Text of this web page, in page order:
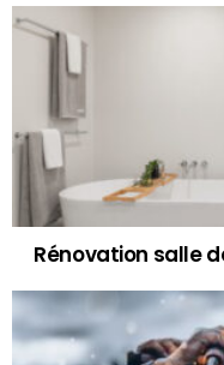
Rénovation salle